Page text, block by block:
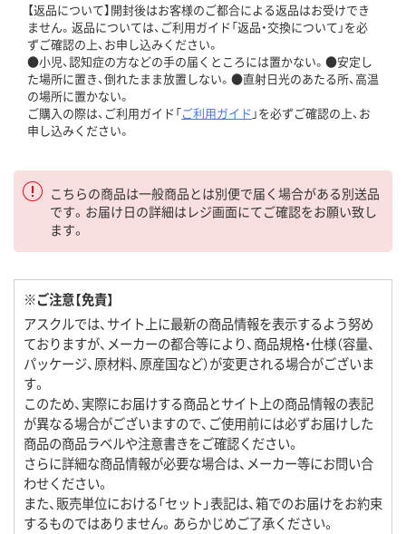
【返品について】開封後はお客様のご都合による返品はお受けでき
ません。返品については、ご利用ガイド「返品・交換について」を必
ずご確認の上、お申し込みください。
●小児、認知症の方などの手の届くところには置かない。●安定し
た場所に置き、倒れたまま放置しない。●直射日光のあたる所、高温
の場所に置かない。
ご購入の際は、ご利用ガイド「ご利用ガイド 」を必ずご確認の上、お
申し込みください。
こちらの商品は一般商品とは別便で届く場合がある別送品
です。お届け日の詳細はレジ画面にてご確認をお願い致し
ます。
※ご注意【免責】
アスクルでは、サイト上に最新の商品情報を表示するよう努め
ておりますが、メーカーの都合等により、商品規格・仕様（容量、
パッケージ、原材料、原産国など）が変更される場合がございま
す。
このため、実際にお届けする商品とサイト上の商品情報の表記
が異なる場合がございますので、ご使用前には必ずお届けした
商品の商品ラベルや注意書きをご確認ください。
さらに詳細な商品情報が必要な場合は、メーカー等にお問い合
わせください。
また、販売単位における「セット」表記は、箱でのお届けをお約束
するものではありません。あらかじめご了承ください。